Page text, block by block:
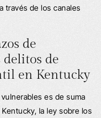
través de los canales
de
de
en Kentucky
es de suma
la ley sobre los